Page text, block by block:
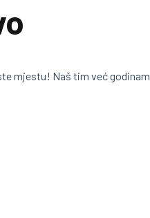
mjestu! Naš tim već